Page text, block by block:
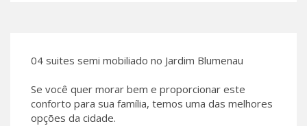
04 suites semi mobiliado no Jardim Blumenau
Se você quer morar bem e proporcionar este
conforto para sua família, temos uma das melhores
opções da cidade.